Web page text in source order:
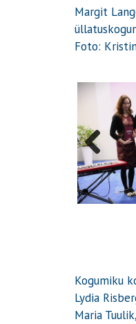
Margit
Foto:
Previous
Kogumiku
Lydia
Maria